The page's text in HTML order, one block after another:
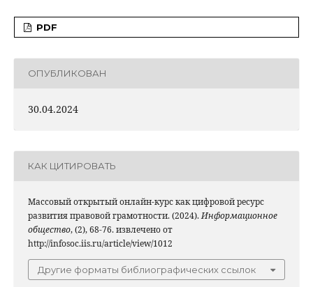
PDF
ОПУБЛИКОВАН
30.04.2024
КАК ЦИТИРОВАТЬ
Массовый открытый онлайн-курс как цифровой ресурс
развития правовой грамотности. (2024).Информационное
общество, (2), 68-76. извлечено от
http://infosoc.iis.ru/article/view/1012
Другие форматы библиографических ссылок